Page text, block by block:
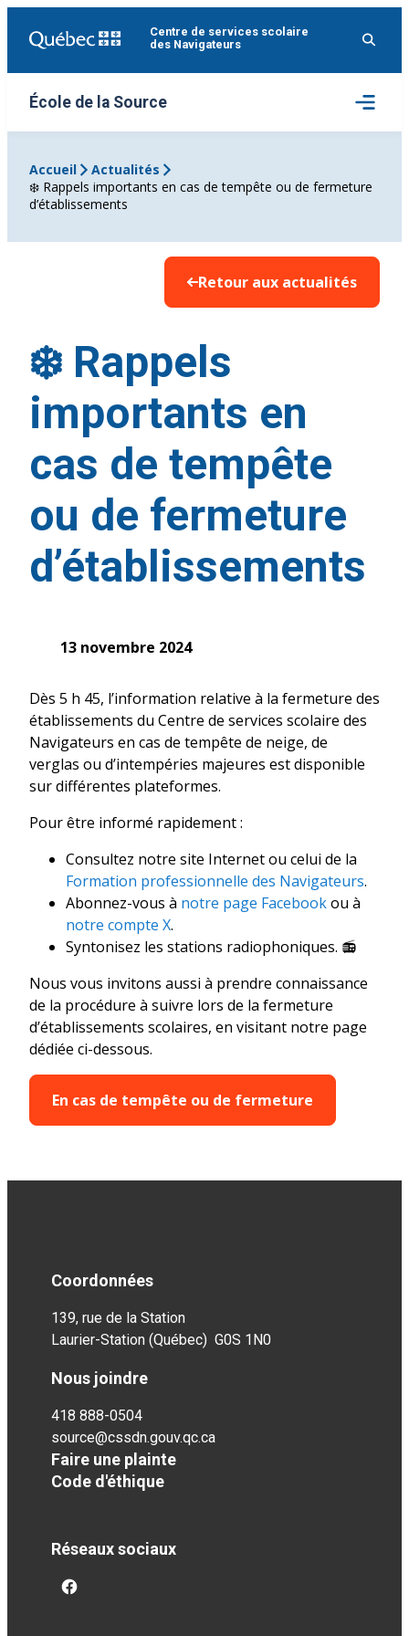
Centre de services scolaire
des Navigateurs
École de la Source
Ouvrir
le
menu
Accueil
Actualités
❄️ Rappels importants en cas de tempête ou de fermeture
d’établissements
Retour aux actualités
❄️ Rappels
importants en
cas de tempête
ou de fermeture
d’établissements
13 novembre 2024
Dès 5 h 45, l’information relative à la fermeture des
établissements du Centre de services scolaire des
Navigateurs en cas de tempête de neige, de
verglas ou d’intempéries majeures est disponible
sur différentes plateformes.
Pour être informé rapidement :
Consultez notre site Internet ou celui de la
Formation professionnelle des Navigateurs.
Abonnez-vous à notre page Facebookou à
notre compte X.
Syntonisez les stations radiophoniques. 📻
Nous vous invitons aussi à prendre connaissance
de la procédure à suivre lors de la fermeture
d’établissements scolaires, en visitant notre page
dédiée ci-dessous.
En cas de tempête ou de fermeture
Coordonnées
139, rue de la Station
Laurier-Station (Québec) G0S 1N0
Nous joindre
418 888-0504
source@cssdn.gouv.qc.ca
Faire une plainte
Code d'éthique
Réseaux sociaux
facebook